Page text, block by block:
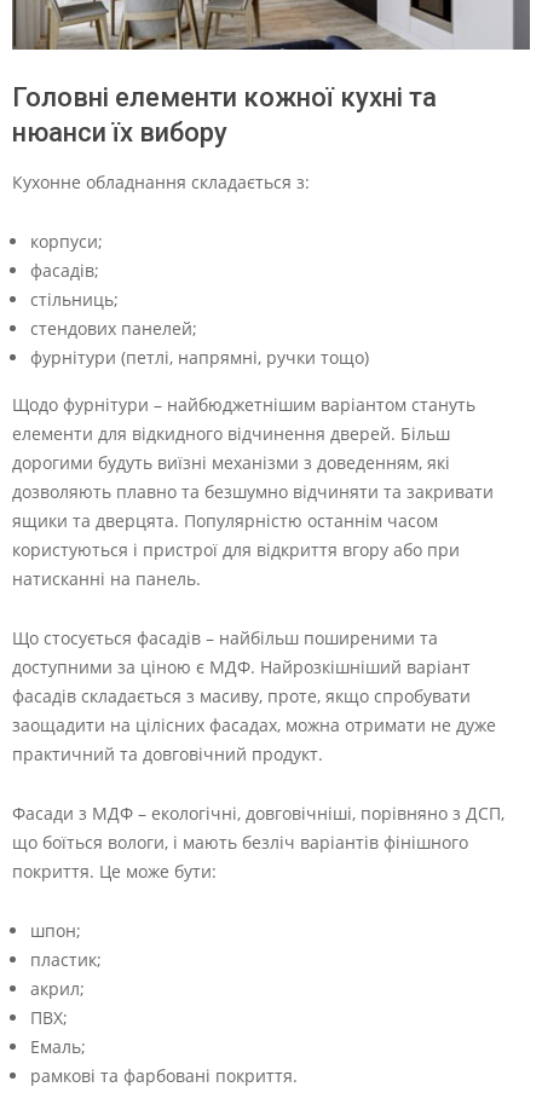
Головні елементи кожної кухні та
нюанси їх вибору
Кухонне обладнання складається з:
корпуси;
фасадів;
стільниць;
стендових панелей;
фурнітури (петлі, напрямні, ручки тощо)
Щодо фурнітури – найбюджетнішим варіантом стануть
елементи для відкидного відчинення дверей. Більш
дорогими будуть виїзні механізми з доведенням, які
дозволяють плавно та безшумно відчиняти та закривати
ящики та дверцята. Популярністю останнім часом
користуються і пристрої для відкриття вгору або при
натисканні на панель.
Що стосується фасадів – найбільш поширеними та
доступними за ціною є МДФ. Найрозкішніший варіант
фасадів складається з масиву, проте, якщо спробувати
заощадити на цілісних фасадах, можна отримати не дуже
практичний та довговічний продукт.
Фасади з МДФ – екологічні, довговічніші, порівняно з ДСП,
що боїться вологи, і мають безліч варіантів фінішного
покриття. Це може бути:
шпон;
пластик;
акрил;
ПВХ;
Емаль;
рамкові та фарбовані покриття.